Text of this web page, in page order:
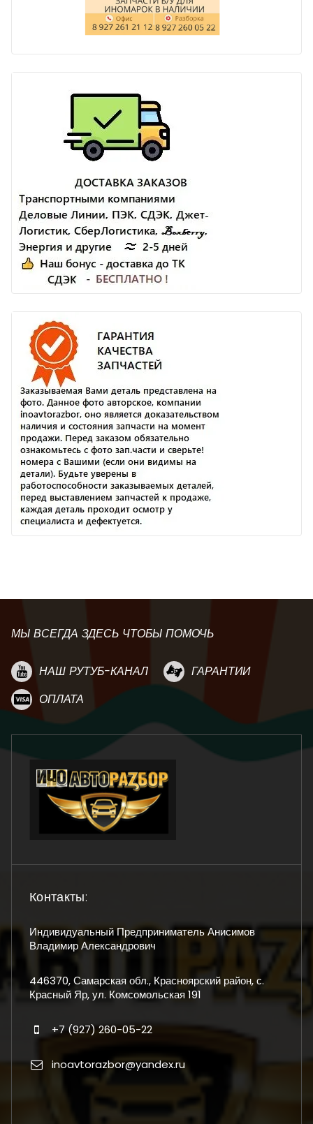
МЫ ВСЕГДА ЗДЕСЬ ЧТОБЫ ПОМОЧЬ
НАШ РУТУБ-КАНАЛ
ГАРАНТИИ
ОПЛАТА
Контакты:
Индивидуальный Предприниматель Анисимов
Владимир Александрович
446370, Самарская обл., Красноярский район, с.
Красный Яр, ул. Комсомольская 191
+7 (927) 260-05-22
inoavtorazbor@yandex.ru